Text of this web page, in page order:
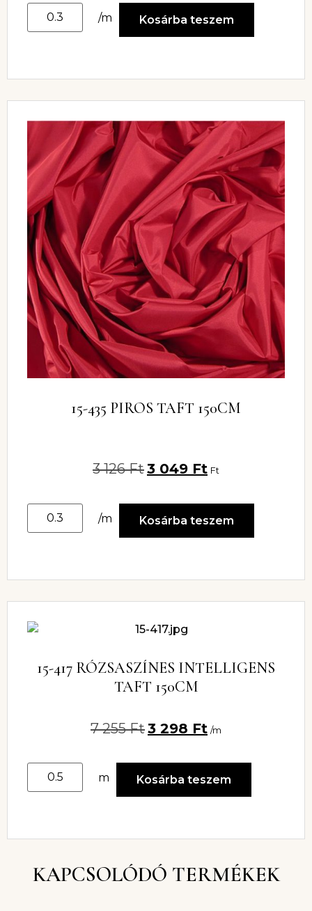
/m Kosárba teszem
15-435 PIROS TAFT 150CM
3 126Ft3 049 Ft Ft
/m Kosárba teszem
15-417 RÓZSASZÍNES INTELLIGENS
TAFT 150CM
7 255Ft3 298 Ft /m
m Kosárba teszem
KAPCSOLÓDÓ TERMÉKEK